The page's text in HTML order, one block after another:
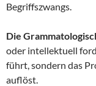
Begriffszwangs.
Die
oder intellektuell
führt, sondern das
auflöst.